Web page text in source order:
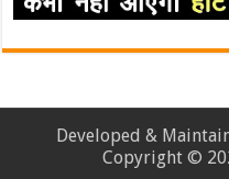
Developed &
Copyright ©